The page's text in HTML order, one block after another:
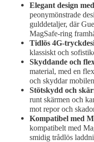
Elegant design
peonymönstrade
gulddetaljer, där
MagSafe-ring
Tidlös 4G-
klassiskt och
Skyddande och
material, med en
och skyddar
Stötskydd och
runt skärmen och
mot repor och
Kompatibel med
kompatibelt med
smidig trådlös